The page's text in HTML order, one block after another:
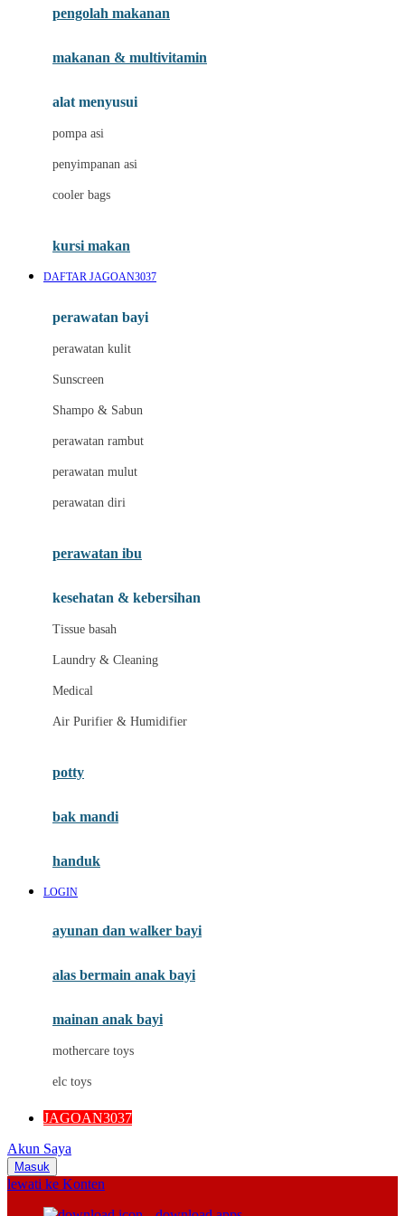
Joolz
Leclerc
Lee Vierra
Lillebaby
Little Bird Told Me
Little Miss Janis
London Taxi
Love To Dream
M
Magformers
Mamaway
Maxi Cosi
Megabloks
Micro
MiDeer
Moby
My Buddy Tag
My K
pengolah makanan
makanan & multivitamin
alat menyusui
pompa asi
penyimpanan asi
cooler bags
kursi makan
DAFTAR JAGOAN3037
perawatan bayi
perawatan kulit
Sunscreen
Shampo & Sabun
perawatan rambut
perawatan mulut
perawatan diri
perawatan ibu
kesehatan & kebersihan
Tissue basah
Laundry & Cleaning
Medical
Air Purifier & Humidifier
potty
bak mandi
handuk
LOGIN
ayunan dan walker bayi
alas bermain anak bayi
mainan anak bayi
mothercare toys
elc toys
JAGOAN3037
Akun Saya
Masuk
lewati ke Konten